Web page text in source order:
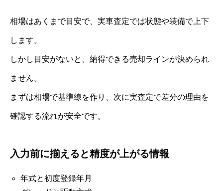
相場はあくまで目安で、実車査定では状態や装備で上下
します。
しかし目安がないと、納得できる売却ラインが決められ
ません。
まずは相場で基準線を作り、次に実査定で差分の理由を
確認する流れが安全です。
入力前に揃えると精度が上がる情報
年式と初度登録年月